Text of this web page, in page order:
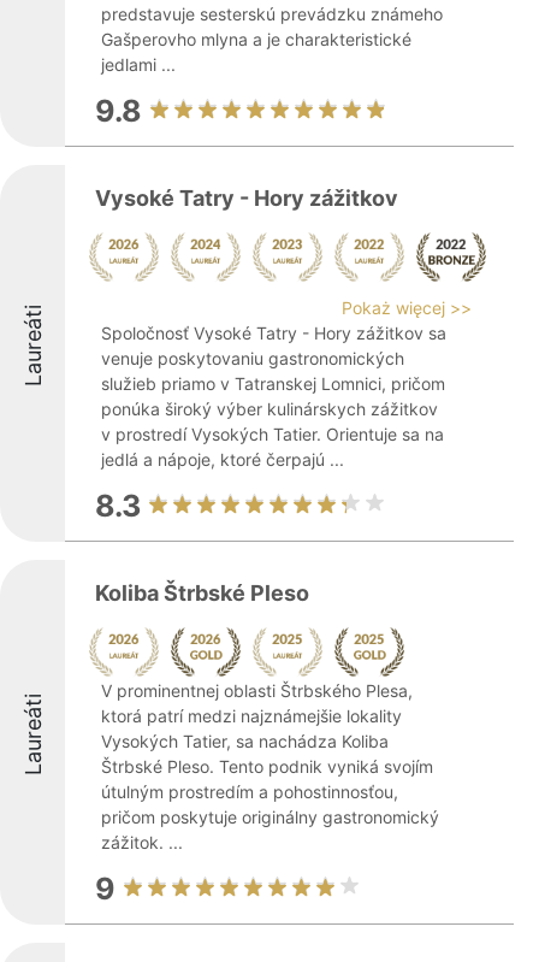
predstavuje sesterskú prevádzku známeho
Gašperovho mlyna a je charakteristické
jedlami ...
9.8
Laureáti
Vysoké Tatry - Hory zážitkov
Pokaż więcej >>
Spoločnosť Vysoké Tatry - Hory zážitkov sa
venuje poskytovaniu gastronomických
služieb priamo v Tatranskej Lomnici, pričom
ponúka široký výber kulinárskych zážitkov
v prostredí Vysokých Tatier. Orientuje sa na
jedlá a nápoje, ktoré čerpajú ...
8.3
Laureáti
Koliba Štrbské Pleso
V prominentnej oblasti Štrbského Plesa,
ktorá patrí medzi najznámejšie lokality
Vysokých Tatier, sa nachádza Koliba
Štrbské Pleso. Tento podnik vyniká svojím
útulným prostredím a pohostinnosťou,
pričom poskytuje originálny gastronomický
zážitok. ...
9